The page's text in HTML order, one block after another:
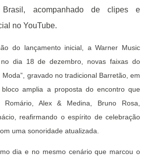
Brasil, acompanhado de clipes e
no YouTube.
do lançamento inicial, a Warner Music
no dia 18 de dezembro, novas faixas do
Moda”, gravado no tradicional Barretão, em
amplia a proposta do encontro que
Alex & Medina, Bruno Rosa,
reafirmando o espírito de celebração
uma sonoridade atualizada.
dia e no mesmo cenário que marcou o